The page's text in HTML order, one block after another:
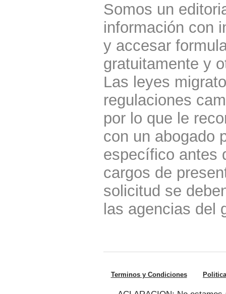
Somos un
información con
y accesar
gratuitamente y
Las leyes
regulaciones
por lo que le
con un abogado
específico antes
cargos de
solicitud se
las agencias del
Terminos y Condiciones